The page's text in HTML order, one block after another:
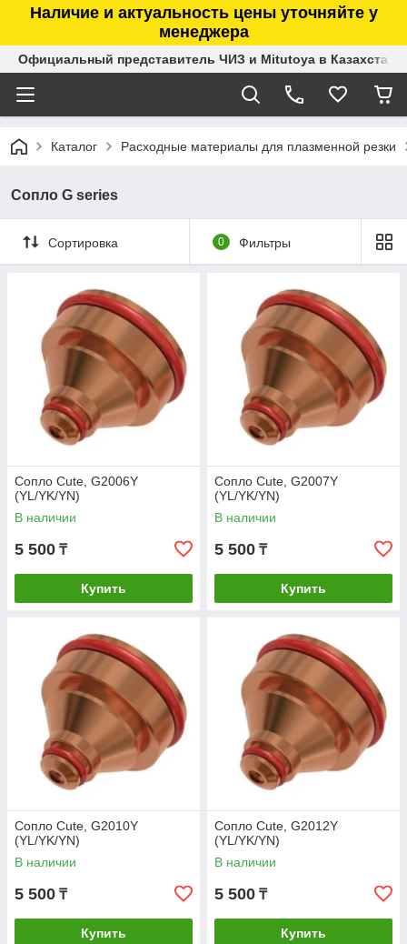
Наличие и актуальность цены уточняйте у
менеджера
Официальный представитель ЧИЗ и Mitutoya в Казахстане
Каталог Расходные материалы для плазменной резки
Сопло G series
Сортировка 0 Фильтры
Сопло Cute, G2006Y
(YL/YK/YN)
В наличии
5 500 ₸
Купить
Сопло Cute, G2007Y
(YL/YK/YN)
В наличии
5 500 ₸
Купить
Сопло Cute, G2010Y
(YL/YK/YN)
В наличии
5 500 ₸
Купить
Сопло Cute, G2012Y
(YL/YK/YN)
В наличии
5 500 ₸
Купить